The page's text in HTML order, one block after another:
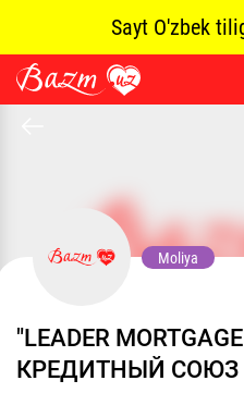
Sayt O'zbek
Moliya
"LEADER
КРЕДИТНЫЙ СОЮЗ